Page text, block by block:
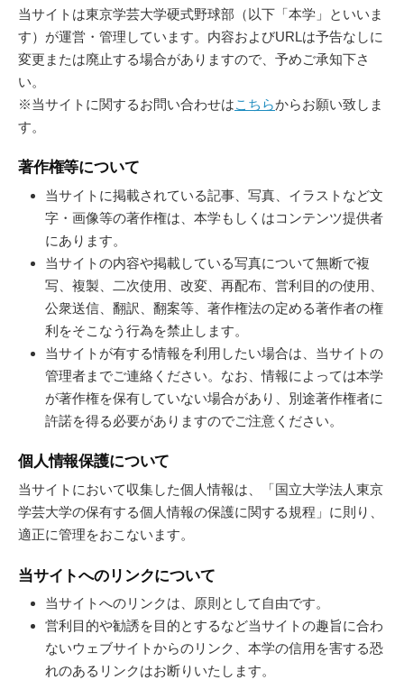
当サイトは東京学芸大学硬式野球部（以下「本学」といいま
す）が運営・管理しています。内容およびURLは予告なしに
変更または廃止する場合がありますので、予めご承知下さ
い。
※当サイトに関するお問い合わせはこちらからお願い致しま
す。
著作権等について
当サイトに掲載されている記事、写真、イラストなど文
字・画像等の著作権は、本学もしくはコンテンツ提供者
にあります。
当サイトの内容や掲載している写真について無断で複
写、複製、二次使用、改変、再配布、営利目的の使用、
公衆送信、翻訳、翻案等、著作権法の定める著作者の権
利をそこなう行為を禁止します。
当サイトが有する情報を利用したい場合は、当サイトの
管理者までご連絡ください。なお、情報によっては本学
が著作権を保有していない場合があり、別途著作権者に
許諾を得る必要がありますのでご注意ください。
個人情報保護について
当サイトにおいて収集した個人情報は、「国立大学法人東京
学芸大学の保有する個人情報の保護に関する規程」に則り、
適正に管理をおこないます。
当サイトへのリンクについて
当サイトへのリンクは、原則として自由です。
営利目的や勧誘を目的とするなど当サイトの趣旨に合わ
ないウェブサイトからのリンク、本学の信用を害する恐
れのあるリンクはお断りいたします。